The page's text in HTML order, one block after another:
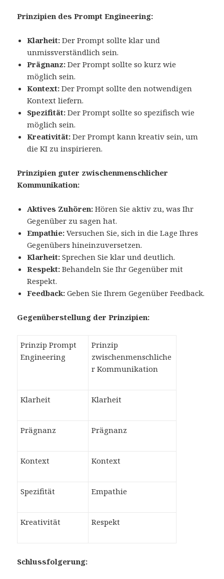
Prinzipien des Prompt Engineering:
Klarheit: Der Prompt sollte klar und
unmissverständlich sein.
Prägnanz: Der Prompt sollte so kurz wie
möglich sein.
Kontext: Der Prompt sollte den notwendigen
Kontext liefern.
Spezifität: Der Prompt sollte so spezifisch wie
möglich sein.
Kreativität: Der Prompt kann kreativ sein, um
die KI zu inspirieren.
Prinzipien guter zwischenmenschlicher
Kommunikation:
Aktives Zuhören: Hören Sie aktiv zu, was Ihr
Gegenüber zu sagen hat.
Empathie: Versuchen Sie, sich in die Lage Ihres
Gegenübers hineinzuversetzen.
Klarheit: Sprechen Sie klar und deutlich.
Respekt: Behandeln Sie Ihr Gegenüber mit
Respekt.
Feedback: Geben Sie Ihrem Gegenüber Feedback.
Gegenüberstellung der Prinzipien:
Prinzip Prompt
Engineering
Prinzip
zwischenmenschliche
r Kommunikation
Klarheit Klarheit
Prägnanz Prägnanz
Kontext Kontext
Spezifität Empathie
Kreativität Respekt
Schlussfolgerung: